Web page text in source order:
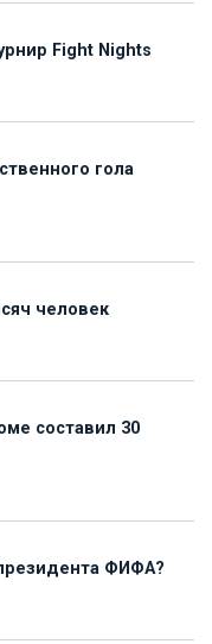
Fight Nights
гола
человек
составил 30
ФИФА?